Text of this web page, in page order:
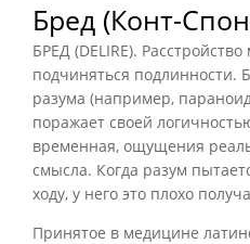
Бред (Конт-
БРЕД (DELIRE).
подчиняться подлинности.
разума (например,
поражает своей
временная, ощущения
смысла. Когда разум
ходу, у него это плохо
Принятое в медицине